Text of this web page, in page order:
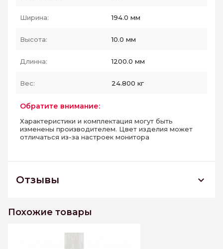
Ширина: 194.0 мм
Высота: 10.0 мм
Длинна: 1200.0 мм
Вес: 24.800 кг
Обратите внимание:
Характеристики и комплектация могут быть
изменены производителем. Цвет изделия может
отличаться из-за настроек монитора
Отзывы
К этому товару еще нет отзывов. Будьте первым
Похожие товары